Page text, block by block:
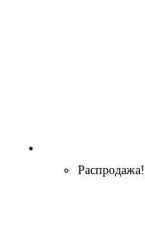
Распродажа!